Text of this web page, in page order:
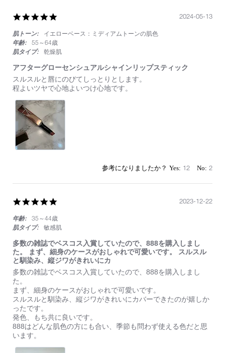
rating
肌トーン:
イエローベース：ミディアムトーンの肌色
年齢:
55～64歳
肌タイプ:
乾燥肌
アフターグローセンシュアルシャインリップスティック
Review
by
13
May
2024
review
stating
フ
タ
ー
グ
ロ
ー
ル
シ
ャ
イ
ン
リ
ッ
プ
ス
テ
ィ
ッ
ク
スルスルと唇にのびてしっとりとします。
程よいツヤで心地よいつけ心地です。
2024-05-13
12 2
rating
年齢:
35～44歳
肌タイプ:
敏感肌
多数の雑誌でベスコス入賞していたので、888を購入しまし
た。 まず、細身のケースがおしゃれで可愛いです。 スルスル
と馴染み、縦ジワがきれいにカ
Review
by
on
22
Dec
2023
review
stating
多
数
雑
誌
で
ベ
ス
多数の雑誌でベスコス入賞していたので、888を購入しまし
た。
まず、細身のケースがおしゃれで可愛いです。
スルスルと馴染み、縦ジワがきれいにカバーできたのが嬉しか
ったです。
発色、もち共に良いです。
888はどんな肌色の方にも合い、季節も問わず使える色だと思
います。
2023-12-22